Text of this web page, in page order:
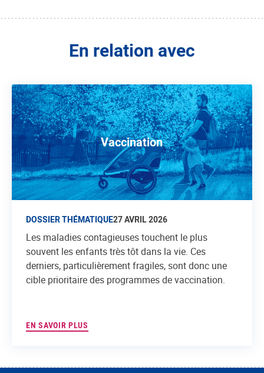
En relation avec
Vaccination
DOSSIER THÉMATIQUE27 AVRIL 2026
Les maladies contagieuses touchent le plus
souvent les enfants très tôt dans la vie. Ces
derniers, particulièrement fragiles, sont donc une
cible prioritaire des programmes de vaccination.
EN SAVOIR PLUS